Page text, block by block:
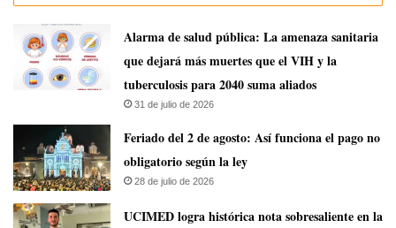
​Alarma de salud pública: La amenaza sanitaria
que dejará más muertes que el VIH y la
tuberculosis para 2040 suma aliados
31 de julio de 2026
Feriado del 2 de agosto: Así funciona el pago no
obligatorio según la ley
28 de julio de 2026
UCIMED logra histórica nota sobresaliente en la